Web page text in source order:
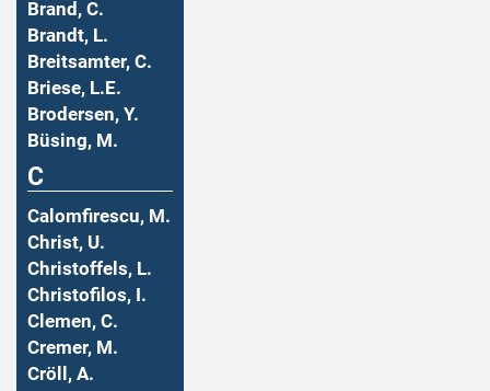
Brand, C.
Brandt, L.
Breitsamter, C.
Briese, L.E.
Brodersen, Y.
Büsing, M.
C
Calomfirescu, M.
Christ, U.
Christoffels, L.
Christofilos, I.
Clemen, C.
Cremer, M.
Cröll, A.